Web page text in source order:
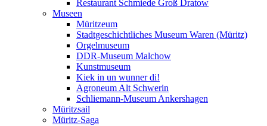
Restaurant Schmiede Groß Dratow
Museen
Müritzeum
Stadtgeschichtliches Museum Waren (Müritz)
Orgelmuseum
DDR-Museum Malchow
Kunstmuseum
Kiek in un wunner di!
Agroneum Alt Schwerin
Schliemann-Museum Ankershagen
Müritzsail
Müritz-Saga